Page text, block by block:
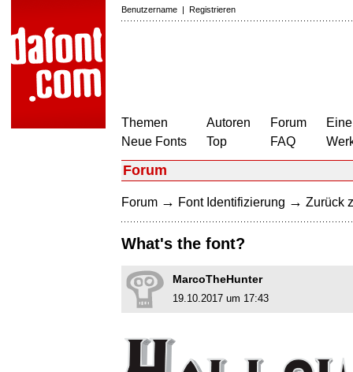
Benutzername | Registrieren
Themen
Neue Fonts
Autoren
Top
Forum
FAQ
Forum
Forum → Font Identifizierung → Zurück
What's the font?
MarcoTheHunter
19.10.2017 um 17:43